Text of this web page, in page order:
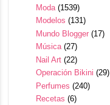
Moda (1539)
Modelos (131)
Mundo Blogger (17)
Música (27)
Nail Art (22)
Operación Bikini (29)
Perfumes (240)
Recetas (6)